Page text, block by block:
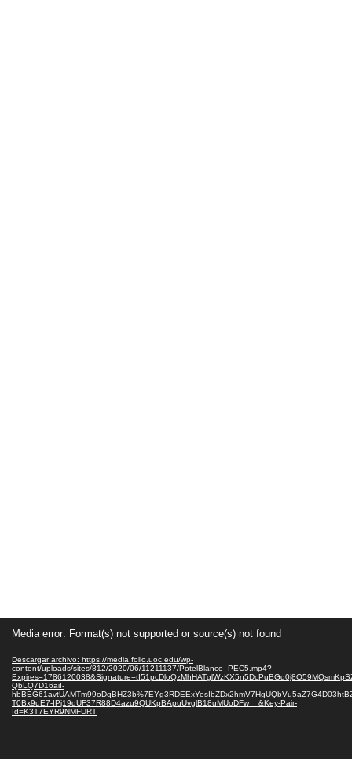
Media error: Format(s) not supported or source(s) not found
Descargar archivo: https://media.folio.uoc.edu/wp-
content/uploads/sites/812/2020/06/11211137/PotelBlanco_PEC5.mp4?
QbLQ7D16aiI-
T0Bx9uE7-IPj19dUF37R88D4azu9QUKpBApuUvglB18uMUoDFw__&Key-Pair-
Id=K3T7EYR9NMFURT